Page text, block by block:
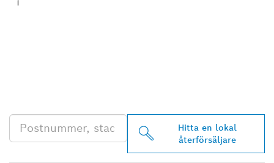
Hitta en lokal
återförsäljare